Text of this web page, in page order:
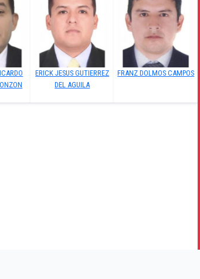
ERICK JESUS GUTIERREZ
DEL AGUILA
FRANZ DOLMOS CAMPOS